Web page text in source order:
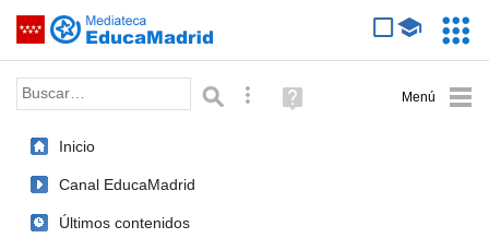
Saltar navegación
Palabra o frase: Búsqueda avanzada
Ayuda
(en
Inicio
Canal EducaMadrid
Últimos contenidos